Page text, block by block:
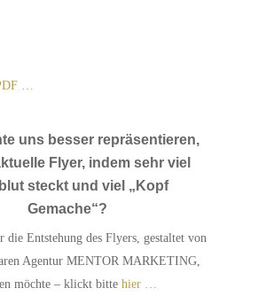
…
uns besser repräsentieren,
Flyer, indem sehr viel
steckt und viel „Kopf
Gemache“?
die Entstehung des Flyers, gestaltet von
Agentur MENTOR MARKETING,
möchte – klickt bitte hier …